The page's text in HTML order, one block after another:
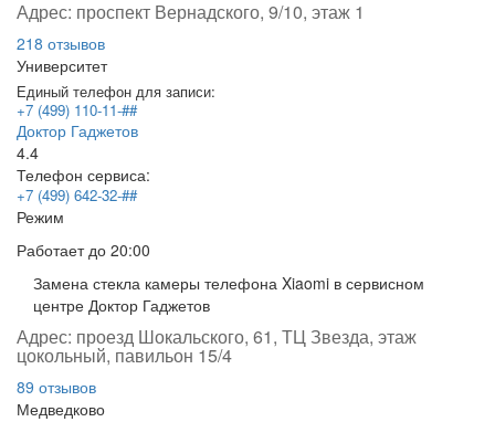
Адрес: проспект Вернадского, 9/10, этаж 1
218 отзывов
Университет
Единый телефон для записи:
+7 (499) 110-11-##
Доктор Гаджетов
4.4
Телефон сервиса:
+7 (499) 642-32-##
Режим
Работаетдо 20:00
Замена стекла камеры телефона Xiaomi в сервисном
центре Доктор Гаджетов
Адрес: проезд Шокальского, 61, ТЦ Звезда, этаж
цокольный, павильон 15/4
89 отзывов
Медведково